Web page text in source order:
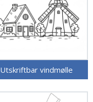
Utskriftbar vindmølle